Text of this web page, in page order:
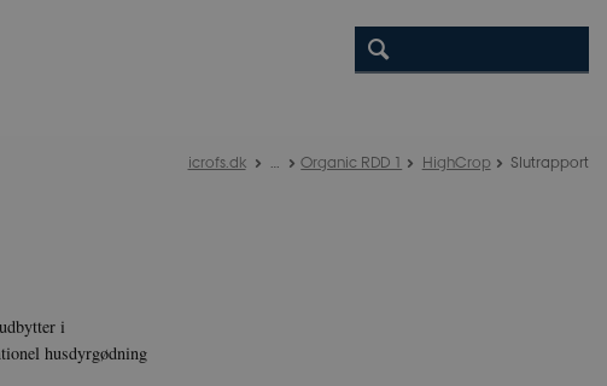
icrofs.dk Organic RDD 1 HighCrop Slutrapport
i
husdyrgødning